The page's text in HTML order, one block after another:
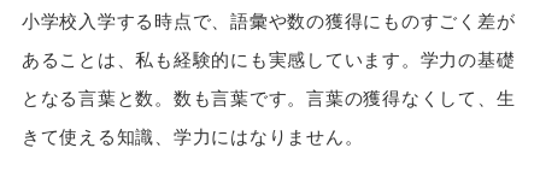
小学校入学する時点で、語彙や数の獲得にものすごく差が
あることは、私も経験的にも実感しています。学力の基礎
となる言葉と数。数も言葉です。言葉の獲得なくして、生
きて使える知識、学力にはなりません。